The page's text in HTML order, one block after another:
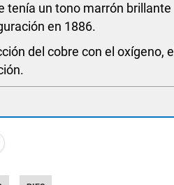
tenía un tono marrón brillante
en 1886.
del cobre con el oxígeno, el